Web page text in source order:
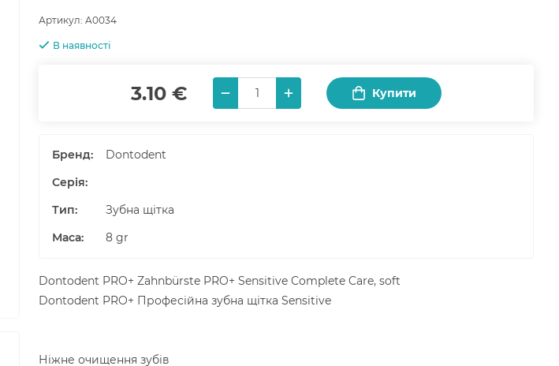
Артикул: A0034
В наявності
3.10 € Купити
Бренд:
Dontodent
Серія:
Тип:
Зубна щітка
Маса: 8 gr
Dontodent PRO+ Zahnbürste PRO+ Sensitive Complete Care, soft
Dontodent PRO+ Професійна зубна щітка Sensitive
Ніжне очищення зубів